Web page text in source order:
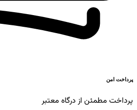
پرداخت امن
پرداخت مطمئن از درگاه معتبر